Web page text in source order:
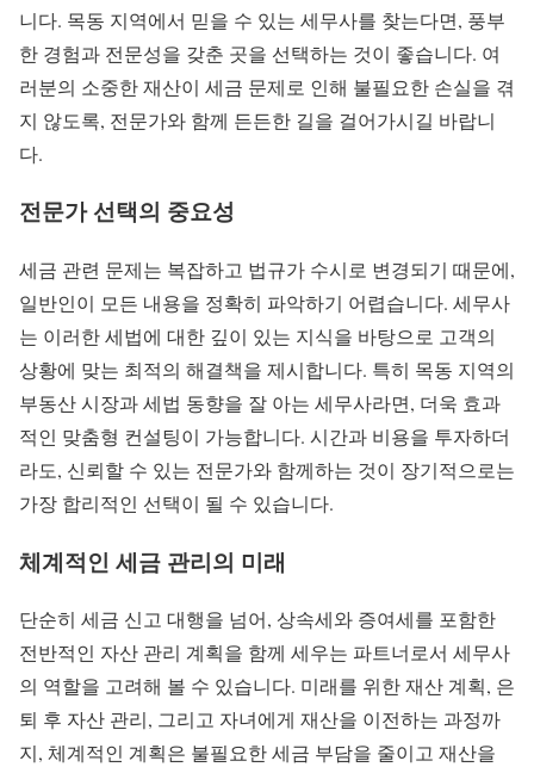
니다. 목동 지역에서 믿을 수 있는 세무사를 찾는다면, 풍부
한 경험과 전문성을 갖춘 곳을 선택하는 것이 좋습니다. 여
러분의 소중한 재산이 세금 문제로 인해 불필요한 손실을 겪
지 않도록, 전문가와 함께 든든한 길을 걸어가시길 바랍니
다.
전문가 선택의 중요성
세금 관련 문제는 복잡하고 법규가 수시로 변경되기 때문에,
일반인이 모든 내용을 정확히 파악하기 어렵습니다. 세무사
는 이러한 세법에 대한 깊이 있는 지식을 바탕으로 고객의
상황에 맞는 최적의 해결책을 제시합니다. 특히 목동 지역의
부동산 시장과 세법 동향을 잘 아는 세무사라면, 더욱 효과
적인 맞춤형 컨설팅이 가능합니다. 시간과 비용을 투자하더
라도, 신뢰할 수 있는 전문가와 함께하는 것이 장기적으로는
가장 합리적인 선택이 될 수 있습니다.
체계적인 세금 관리의 미래
단순히 세금 신고 대행을 넘어, 상속세와 증여세를 포함한
전반적인 자산 관리 계획을 함께 세우는 파트너로서 세무사
의 역할을 고려해 볼 수 있습니다. 미래를 위한 재산 계획, 은
퇴 후 자산 관리, 그리고 자녀에게 재산을 이전하는 과정까
지, 체계적인 계획은 불필요한 세금 부담을 줄이고 재산을